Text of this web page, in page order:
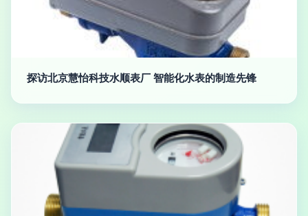
探访北京慧怡科技水顺表厂 智能化水表的制造先锋